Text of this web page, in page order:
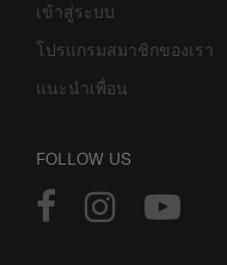
เข้าสู่ระบบ
โปรแกรมสมาชิกของเรา
แนะนำเพื่อน
FOLLOW US